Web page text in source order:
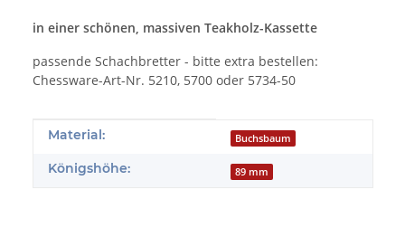
in einer schönen, massiven Teakholz-Kassette
passende Schachbretter - bitte extra bestellen:
Chessware-Art-Nr. 5210, 5700 oder 5734-50
Produkteigenschaft
Wert
Material: Buchsbaum
Königshöhe: 89 mm